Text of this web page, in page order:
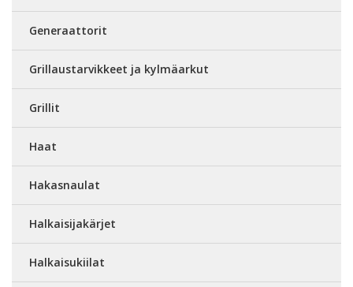
Generaattorit
Grillaustarvikkeet ja kylmäarkut
Grillit
Haat
Hakasnaulat
Halkaisijakärjet
Halkaisukiilat